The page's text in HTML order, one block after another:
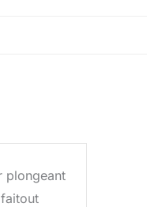
plongeant